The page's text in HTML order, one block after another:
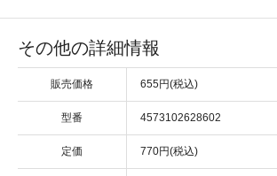
その他の詳細情報
販売価格 655円(税込)
型番 4573102628602
定価 770円(税込)